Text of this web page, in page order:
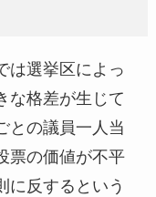
は選挙区によっ
な格差が生じて
との議員一人当
票の価値が不平
に反するという